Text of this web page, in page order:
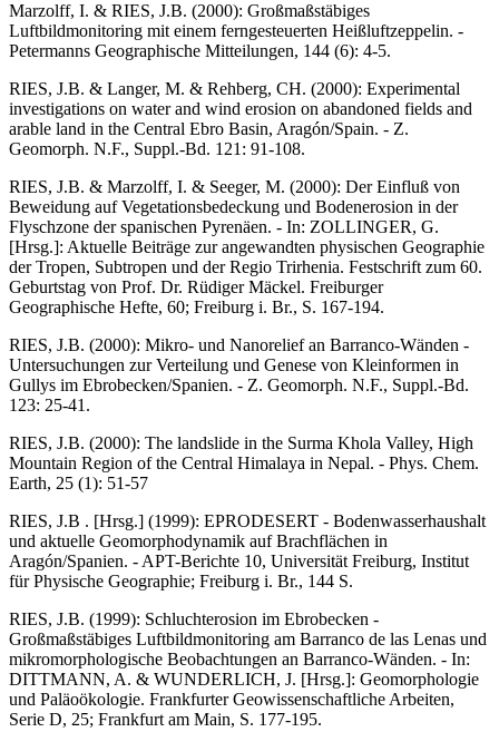
Marzolff, I. & RIES, J.B. (2000): Großmaßstäbiges
Luftbildmonitoring mit einem ferngesteuerten Heißluftzeppelin. -
Petermanns Geographische Mitteilungen, 144 (6): 4-5.
RIES, J.B. & Langer, M. & Rehberg, CH. (2000): Experimental
investigations on water and wind erosion on abandoned fields and
arable land in the Central Ebro Basin, Aragón/Spain. - Z.
Geomorph. N.F., Suppl.-Bd. 121: 91-108.
RIES, J.B. & Marzolff, I. & Seeger, M. (2000): Der Einfluß von
Beweidung auf Vegetationsbedeckung und Bodenerosion in der
Flyschzone der spanischen Pyrenäen. - In: ZOLLINGER, G.
[Hrsg.]: Aktuelle Beiträge zur angewandten physischen Geographie
der Tropen, Subtropen und der Regio Trirhenia. Festschrift zum 60.
Geburtstag von Prof. Dr. Rüdiger Mäckel. Freiburger
Geographische Hefte, 60; Freiburg i. Br., S. 167-194.
RIES, J.B. (2000): Mikro- und Nanorelief an Barranco-Wänden -
Untersuchungen zur Verteilung und Genese von Kleinformen in
Gullys im Ebrobecken/Spanien. - Z. Geomorph. N.F., Suppl.-Bd.
123: 25-41.
RIES, J.B. (2000): The landslide in the Surma Khola Valley, High
Mountain Region of the Central Himalaya in Nepal. - Phys. Chem.
Earth, 25 (1): 51-57
RIES, J.B . [Hrsg.] (1999): EPRODESERT - Bodenwasserhaushalt
und aktuelle Geomorphodynamik auf Brachflächen in
Aragón/Spanien. - APT-Berichte 10, Universität Freiburg, Institut
für Physische Geographie; Freiburg i. Br., 144 S.
RIES, J.B. (1999): Schluchterosion im Ebrobecken -
Großmaßstäbiges Luftbildmonitoring am Barranco de las Lenas und
mikromorphologische Beobachtungen an Barranco-Wänden. - In:
DITTMANN, A. & WUNDERLICH, J. [Hrsg.]: Geomorphologie
und Paläoökologie. Frankfurter Geowissenschaftliche Arbeiten,
Serie D, 25; Frankfurt am Main, S. 177-195.